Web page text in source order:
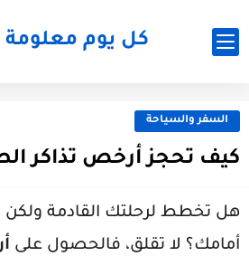
كل يوم معلومة
السفر والسياحة
كيف تحجز أرخص تذاكر
هل تخطط لرحلتك القادمة ولكن
أمامك؟ لا تقلق، فالحصول على